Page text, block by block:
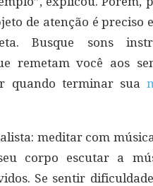
de atenção é preciso
Busque sons
remetam você aos
quando terminar sua
meditar com
corpo escutar a
Se sentir